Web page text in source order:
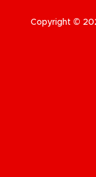
Copyright ©